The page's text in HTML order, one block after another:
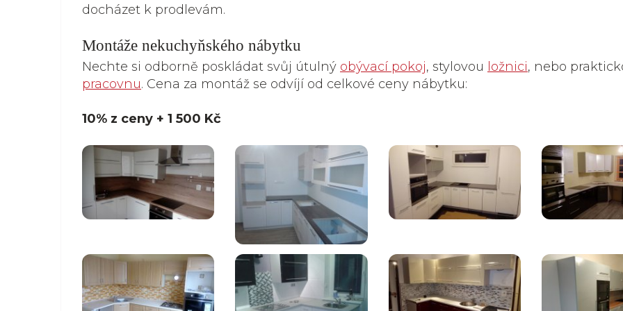
docházet k prodlevám.
Montáže nekuchyňského nábytku
Nechte si odborně poskládat svůj útulný obývací pokoj, stylovou ložnici, nebo
pracovnu. Cena za montáž se odvíjí od celkové ceny nábytku:
10% z ceny + 1 500 Kč